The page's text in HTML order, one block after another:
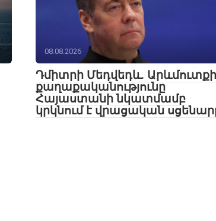
08.08.2026
Դմիտրի Մեդվեդև. Արևմուտքի
քաղաքականությունը
Հայաստանի նկատմամբ
կրկնում է վրացական